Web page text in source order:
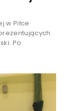
w Piłce
Po